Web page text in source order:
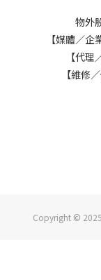
物外
【媒體／
【代
【維修
Copyright © 2025